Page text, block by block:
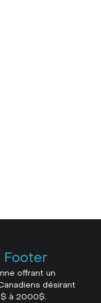
offrant un
désirant
à 2000$.